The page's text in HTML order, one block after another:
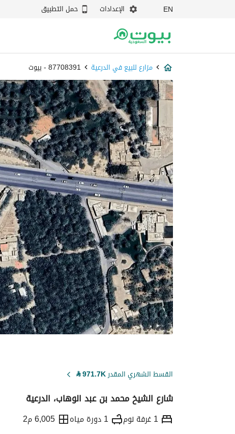
EN الإعدادات حمل التطبيق
مزارع للبيع في الدرعية 87708391 - بيوت
القسط الشهري المقدر971.7K
⃁
شارع الشيخ محمد بن عبد الوهاب، الدرعية
1 غرفة نوم 1 دورة مياه 6,005 م2